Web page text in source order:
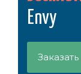
Envy